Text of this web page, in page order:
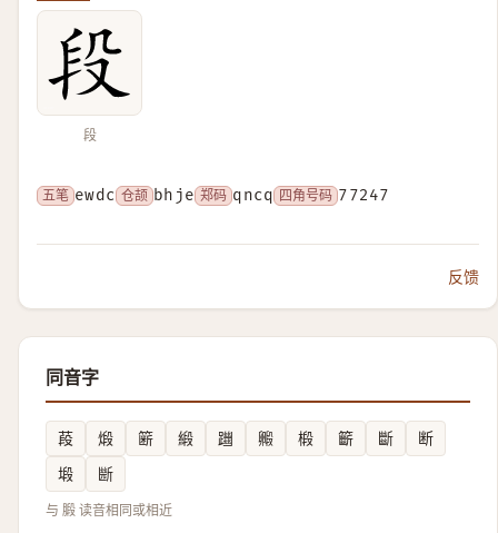
段
五笔 ewdc 仓颉 bhje 郑码 qncq 四角号码 77247
反馈
同音字
葮 煅 簖 緞 躖 毈 椴 籪 斷
断
塅
㫁
与 腶 读音相同或相近